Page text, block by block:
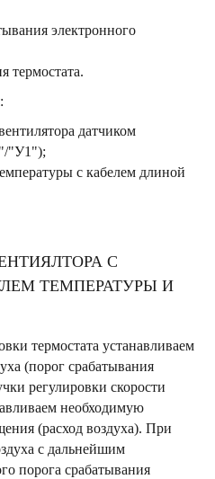
электронного
термостата.
датчиком
"У1");
с кабелем длиной
С
ТЕМПЕРАТУРЫ И
термостата устанавливаем
(порог срабатывания
регулировки скорости
необходимую
(расход воздуха). При
с дальнейшим
порога срабатывания